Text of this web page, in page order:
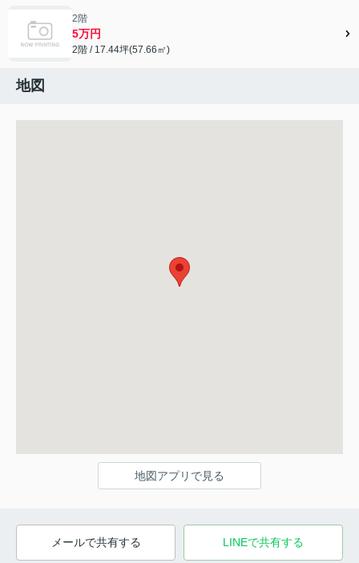
2階
5万円
2階 / 17.44坪(57.66㎡)
地図
地図アプリで見る
メールで共有する LINEで共有する